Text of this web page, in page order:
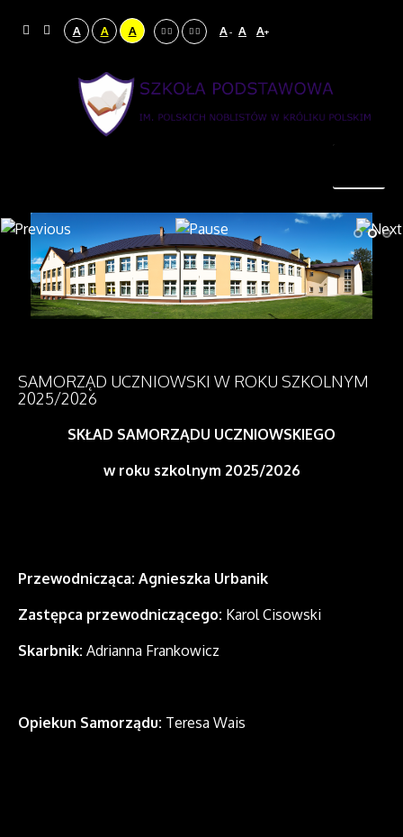
A A A A- A A+
SAMORZĄD UCZNIOWSKI W ROKU SZKOLNYM
2025/2026
SKŁAD SAMORZĄDU UCZNIOWSKIEGO
w roku szkolnym 2025/2026
Przewodnicząca: Agnieszka Urbanik
Zastępca przewodniczącego: Karol Cisowski
Skarbnik: Adrianna Frankowicz
Opiekun Samorządu: Teresa Wais